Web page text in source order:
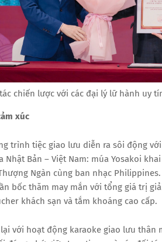
chiến lược với các đại lý lữ hành uy
xúc
trình tiệc giao lưu diễn ra sôi động
Nhật Bản – Việt Nam: múa Yosakoi
Ngàn cùng ban nhạc
bốc thăm may mắn với tổng giá trị
khách sạn và tắm khoáng cao cấp.
với hoạt động karaoke giao lưu thân